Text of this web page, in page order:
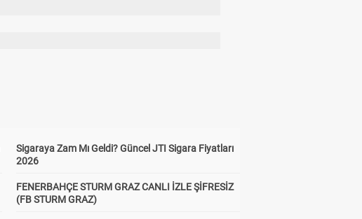
Sigaraya Zam Mı Geldi? Güncel JTI Sigara Fiyatları
2026
FENERBAHÇE STURM GRAZ CANLI İZLE ŞİFRESİZ
(FB STURM GRAZ)